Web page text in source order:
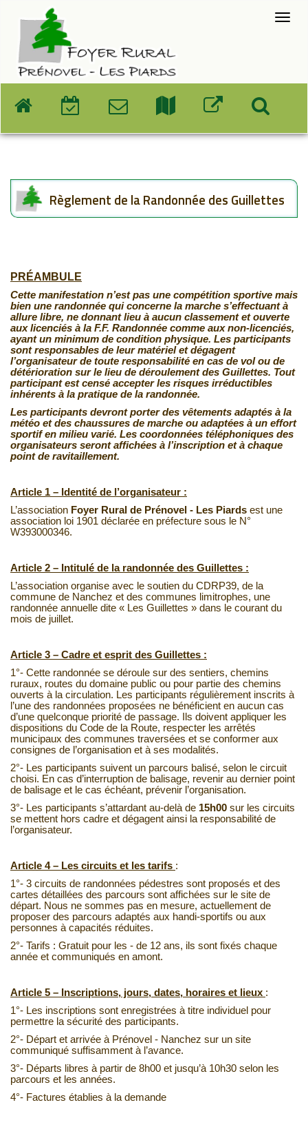
Règlement de la Randonnée des Guillettes
PRÉAMBULE
Cette manifestation n’est pas une compétition sportive mais
bien une randonnée qui concerne la marche s’effectuant à
allure libre, ne donnant lieu à aucun classement et ouverte
aux licenciés à la F.F. Randonnée comme aux non-licenciés,
ayant un minimum de condition physique. Les participants
sont responsables de leur matériel et dégagent
l’organisateur de toute responsabilité en cas de vol ou de
détérioration sur le lieu de déroulement des Guillettes. Tout
participant est censé accepter les risques irréductibles
inhérents à la pratique de la randonnée.
Les participants devront porter des vêtements adaptés à la
météo et des chaussures de marche ou adaptées à un effort
sportif en milieu varié. Les coordonnées téléphoniques des
organisateurs seront affichées à l’inscription et à chaque
point de ravitaillement.
Article 1 – Identité de l’organisateur :
L’association Foyer Rural de Prénovel - Les Piards est une
association loi 1901 déclarée en préfecture sous le N°
W393000346.
Article 2 – Intitulé de la randonnée des Guillettes :
L’association organise avec le soutien du CDRP39, de la
commune de Nanchez et des communes limitrophes, une
randonnée annuelle dite « Les Guillettes » dans le courant du
mois de juillet.
Article 3 – Cadre et esprit des Guillettes :
1°- Cette randonnée se déroule sur des sentiers, chemins
ruraux, routes du domaine public ou pour partie des chemins
ouverts à la circulation. Les participants régulièrement inscrits à
l’une des randonnées proposées ne bénéficient en aucun cas
d’une quelconque priorité de passage. Ils doivent appliquer les
dispositions du Code de la Route, respecter les arrêtés
municipaux des communes traversées et se conformer aux
consignes de l’organisation et à ses modalités.
2°- Les participants suivent un parcours balisé, selon le circuit
choisi. En cas d’interruption de balisage, revenir au dernier point
de balisage et le cas échéant, prévenir l’organisation.
3°- Les participants s’attardant au-delà de 15h00 sur les circuits
se mettent hors cadre et dégagent ainsi la responsabilité de
l’organisateur.
Article 4 – Les circuits et les tarifs :
1°- 3 circuits de randonnées pédestres sont proposés et des
cartes détaillées des parcours sont affichées sur le site de
départ. Nous ne sommes pas en mesure, actuellement de
proposer des parcours adaptés aux handi-sportifs ou aux
personnes à capacités réduites.
2°- Tarifs : Gratuit pour les - de 12 ans, ils sont fixés chaque
année et communiqués en amont.
Article 5 – Inscriptions, jours, dates, horaires et lieux :
1°- Les inscriptions sont enregistrées à titre individuel pour
permettre la sécurité des participants.
2°- Départ et arrivée à Prénovel - Nanchez sur un site
communiqué suffisamment à l’avance.
3°- Départs libres à partir de 8h00 et jusqu’à 10h30 selon les
parcours et les années.
4°- Factures établies à la demande